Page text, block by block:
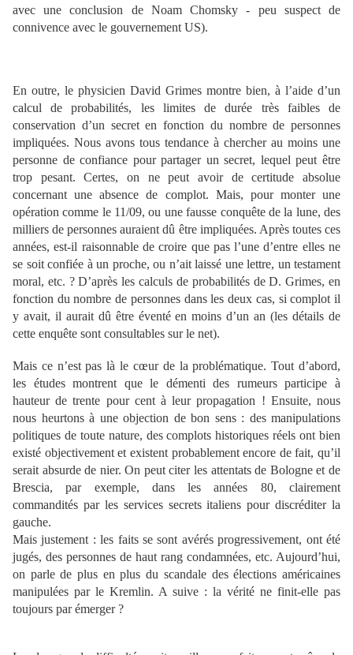
avec une conclusion de Noam Chomsky - peu suspect de
connivence avec le gouvernement US).
En outre, le physicien David Grimes montre bien, à l’aide d’un
calcul de probabilités, les limites de durée très faibles de
conservation d’un secret en fonction du nombre de personnes
impliquées. Nous avons tous tendance à chercher au moins une
personne de confiance pour partager un secret, lequel peut être
trop pesant. Certes, on ne peut avoir de certitude absolue
concernant une absence de complot. Mais, pour monter une
opération comme le 11/09, ou une fausse conquête de la lune, des
milliers de personnes auraient dû être impliquées. Après toutes ces
années, est-il raisonnable de croire que pas l’une d’entre elles ne
se soit confiée à un proche, ou n’ait laissé une lettre, un testament
moral, etc. ? D’après les calculs de probabilités de D. Grimes, en
fonction du nombre de personnes dans les deux cas, si complot il
y avait, il aurait dû être éventé en moins d’un an (les détails de
cette enquête sont consultables sur le net).
Mais ce n’est pas là le cœur de la problématique. Tout d’abord,
les études montrent que le démenti des rumeurs participe à
hauteur de trente pour cent à leur propagation ! Ensuite, nous
nous heurtons à une objection de bon sens : des manipulations
politiques de toute nature, des complots historiques réels ont bien
existé objectivement et existent probablement encore de fait, qu’il
serait absurde de nier. On peut citer les attentats de Bologne et de
Brescia, par exemple, dans les années 80, clairement
commandités par les services secrets italiens pour discréditer la
gauche.
Mais justement : les faits se sont avérés progressivement, ont été
jugés, des personnes de haut rang condamnées, etc. Aujourd’hui,
on parle de plus en plus du scandale des élections américaines
manipulées par le Kremlin. A suive : la vérité ne finit-elle pas
toujours par émerger ?